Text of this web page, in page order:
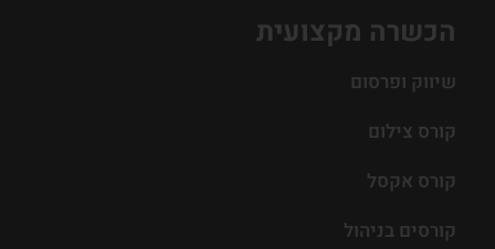
הכשרה מקצועית
שיווק ופרסום
קורס צילום
קורס אקסל
קורסים בניהול